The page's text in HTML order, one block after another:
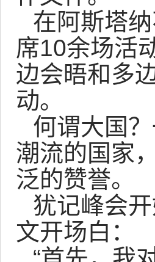
在阿斯塔
席10余场活
边会晤和多
动。
何谓大国
潮流的国家
泛的赞誉。
犹记峰会
文开场白：